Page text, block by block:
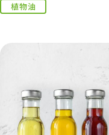
植物油